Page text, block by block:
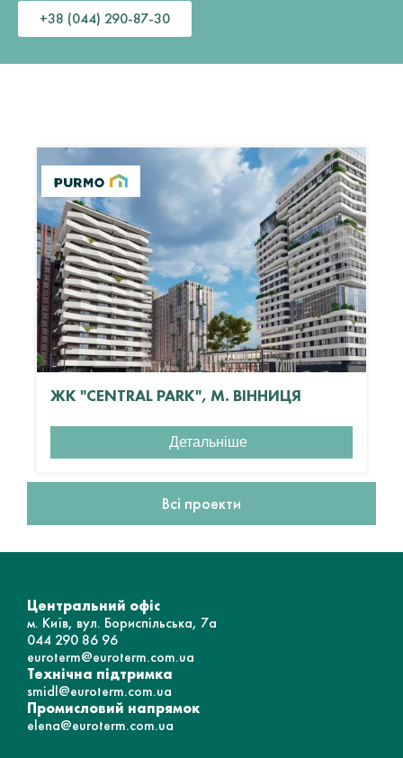
+38 (044) 290-87-30
ЖК "CENTRAL PARK", М. ВІННИЦЯ
Детальніше
Всі проекти
Центральний офіс
м. Київ, вул. Бориспільська, 7а
044 290 86 96
euroterm@euroterm.com.ua
Технічна підтримка
smidl@euroterm.com.ua
Промисловий напрямок
elena@euroterm.com.ua